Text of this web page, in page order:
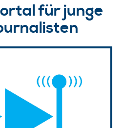
für junge